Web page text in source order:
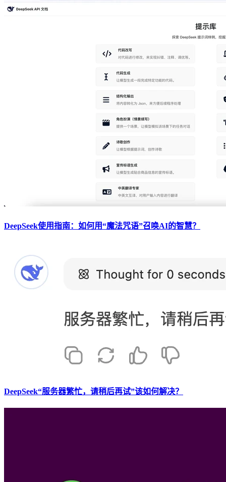
DeepSeek使用指南：如何用“魔法咒语”召唤AI的智慧？
DeepSeek“服务器繁忙，请稍后再试”该如何解决？